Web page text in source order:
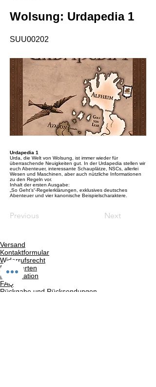
Wolsung: Urdapedia 1
SUU00202
Urdapedia 1
Urda, die Welt von Wolsung, ist immer wieder für
überraschende Neuigkeiten gut. In der Urdapedia stellen wir
euch Abenteuer, interessante Schauplätze, NSCs, allerlei
Wesen und Maschinen, aber auch nützliche Informationen
zu den Regeln vor.
Inhalt der ersten Ausgabe:
„So Geht’s“-Regelerklärungen, exklusives deutsches
Abenteuer und vier kanonische Beispielscharaktere.
Previous Next
Versand
Kontaktformular
Widerrufsrecht
Bezahlarten
Reklamation
FAQ
Rückgabe und Rücksendungen